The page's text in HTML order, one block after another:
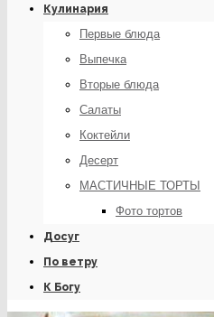
Кулинария
Первые блюда
Выпечка
Вторые блюда
Салаты
Коктейли
Десерт
МАСТИЧНЫЕ ТОРТЫ
Фото тортов
Досуг
По ветру
К Богу